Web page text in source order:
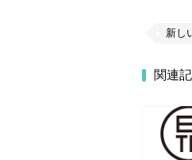
新し
関連